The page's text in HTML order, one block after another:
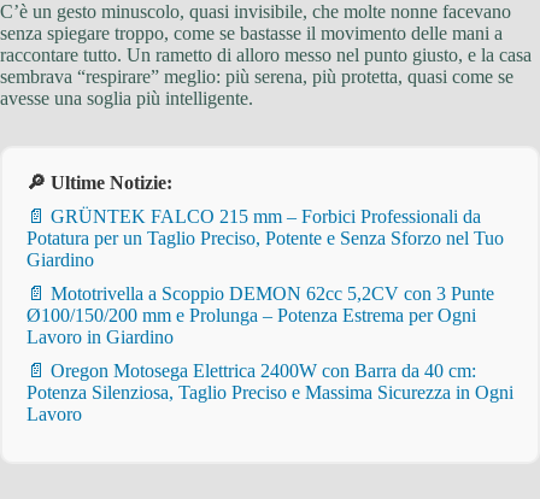
C’è un gesto minuscolo, quasi invisibile, che molte nonne facevano
senza spiegare troppo, come se bastasse il movimento delle mani a
raccontare tutto. Un rametto di alloro messo nel punto giusto, e la casa
sembrava “respirare” meglio: più serena, più protetta, quasi come se
avesse una soglia più intelligente.
🔎 Ultime Notizie:
📄 GRÜNTEK FALCO 215 mm – Forbici Professionali da
Potatura per un Taglio Preciso, Potente e Senza Sforzo nel Tuo
Giardino
📄 Mototrivella a Scoppio DEMON 62cc 5,2CV con 3 Punte
Ø100/150/200 mm e Prolunga – Potenza Estrema per Ogni
Lavoro in Giardino
📄 Oregon Motosega Elettrica 2400W con Barra da 40 cm:
Potenza Silenziosa, Taglio Preciso e Massima Sicurezza in Ogni
Lavoro